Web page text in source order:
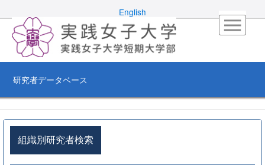
English
研究者データベース
組織別研究者検索